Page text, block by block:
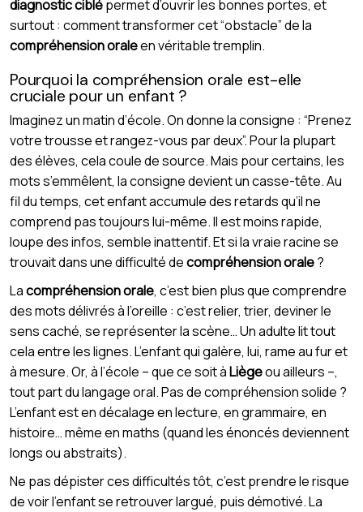
diagnostic ciblépermet d’ouvrir les bonnes portes, et
surtout : comment transformer cet “obstacle” de la
compréhension oraleen véritable tremplin.
Pourquoi la compréhension orale est-elle
cruciale pour un enfant ?
Imaginez un matin d’école. On donne la consigne : “Prenez
votre trousse et rangez-vous par deux”. Pour la plupart
des élèves, cela coule de source. Mais pour certains, les
mots s’emmêlent, la consigne devient un casse-tête. Au
fil du temps, cet enfant accumule des retards qu’il ne
comprend pas toujours lui-même. Il est moins rapide,
loupe des infos, semble inattentif. Et si la vraie racine se
trouvait dans une difficulté decompréhension orale?
Lacompréhension orale, c’est bien plus que comprendre
des mots délivrés à l’oreille : c’est relier, trier, deviner le
sens caché, se représenter la scène… Un adulte lit tout
cela entre les lignes. L’enfant qui galère, lui, rame au fur et
à mesure. Or, à l’école – que ce soit àLiègeou ailleurs –,
tout part du langage oral. Pas de compréhension solide ?
L’enfant est en décalage en lecture, en grammaire, en
histoire… même en maths (quand les énoncés deviennent
longs ou abstraits).
Ne pas dépister ces difficultés tôt, c’est prendre le risque
de voir l’enfant se retrouver largué, puis démotivé. La